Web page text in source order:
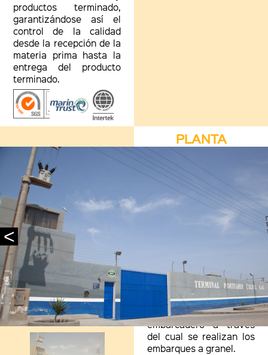
productos terminado,
garantizándose así el
control de la calidad
desde la recepción de la
materia prima hasta la
entrega del producto
terminado.
<
PLANTA
CHIMBOTE
En Chimbote opera
nuestro terminal
portuario. Las
instalaciones cuentan
con un área de
pescado, con 16,000TM
de capacidad,
distribuidas entre 9
tanques. Acá también se
encuentra nuestro
embarcadero a través
del cual se realizan los
embarques a granel.